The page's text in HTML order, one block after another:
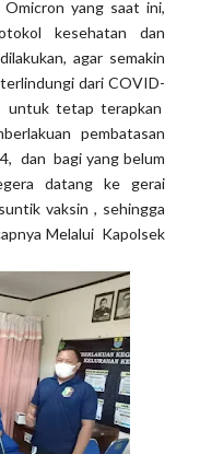
yang saat ini,
kesehatan dan
agar semakin
dari COVID-
untuk tetap terapkan
pembatasan
dan bagi yang belum
datang ke gerai
vaksin , sehingga
Melalui Kapolsek